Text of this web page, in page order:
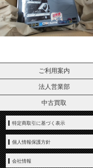
ご利用案内
法人営業部
中古買取
特定商取引に基づく表示
個人情報保護方針
会社情報